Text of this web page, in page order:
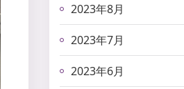
2023年8月
2023年7月
2023年6月